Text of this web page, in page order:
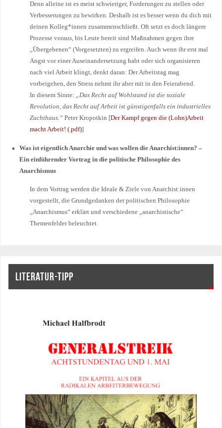
Denn alleine ist es meist schwieriger, Forderungen zu stellen oder
Verbesserungen zu bewirken. Deshalb ist es besser wenn du dich mit
deinen Kolleg*innen zusammenschließt. Oft setzt es doch längere
Prozesse voraus, bis Leute bereit sind Maßnahmen gegen ihre
„Übergebenen“ (Vorgesetzten) zu ergreifen. Auch wenn ihr erst mal
Angst vor einer Auseinandersetzung habt oder sich organisieren
nach viel Arbeit klingt, denkt daran: Der Arbeitstag mag
vorbeigehen, den Stress nehmt ihr aber mit in den Feierabend.
In diesem Sinne: „Das Recht auf Wohlstand ist die soziale
Revolution, das Recht auf Arbeit ist günstigenfalls ein industrielles
Zuchthaus.“Peter Kropotkin [Der Kampf gegen die (Lohn)Arbeit
macht Arbeit! (.pdf)]
Was ist eigentlich Anarchie und was wollen die Anarchist:innen? –
Ein einführender Vortrag in die politische Philosophie des
Anarchismus
In dem Vortrag werden die Ideale & Ziele von Anarchist:innen
vorgestellt, die Grundgedanken der politischen Philosophie
„Anarchismus“ erklärt und verschiedene „anarchistische“
Themenfelder beleuchtet.
LITERATUR-TIPP